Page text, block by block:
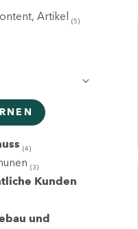
Artikel (5)
(4)
(3)
Kunden
und